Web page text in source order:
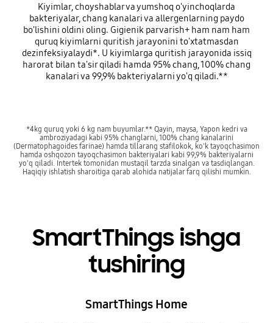
Kiyimlar, choyshablar va yumshoq o'yinchoqlarda
bakteriyalar, chang kanalari va allergenlarning paydo
bo'lishini oldini oling. Gigienik parvarish+ ham nam ham
quruq kiyimlarni quritish jarayonini to'xtatmasdan
dezinfeksiyalaydi*. U kiyimlarga quritish jarayonida issiq
harorat bilan ta'sir qiladi hamda 95% chang, 100% chang
kanalari va 99,9% bakteriyalarni yo'q qiladi.**
*4kg quruq yoki 6 kg nam buyumlar.** Qayin, maysa, Yapon kedri va
ambroziyadagi kabi 95% changlarni, 100% chang kanalarini
(Dermatophagoides farinae) hamda tillarang stafilokok, ko'k tayoqchasimon
hamda oshqozon tayoqchasimon bakteriyalari kabi 99,9% bakteriyalarni
yo'q qiladi. Intertek tomonidan mustaqil tarzda sinalgan va tasdiqlangan.
Haqiqiy ishlatish sharoitiga qarab alohida natijalar farq qilishi mumkin.
SmartThings ishga
tushiring
SmartThings Home